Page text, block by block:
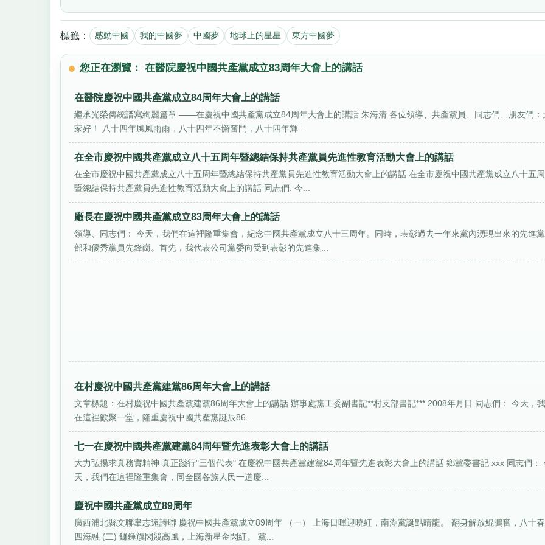
標籤： 感動中國 我的中國夢 中國夢 地球上的星星 東方中國夢
您正在瀏覽： 在醫院慶祝中國共產黨成立83周年大會上的講話
在醫院慶祝中國共產黨成立84周年大會上的講話
繼承光榮傳統譜寫絢麗篇章 ——在慶祝中國共產黨成立84周年大會上的講話 朱海清 各位領導、共產黨員、同志們、朋友們：
家好！ 八十四年風風雨雨，八十四年不懈奮鬥，八十四年輝...
在全市慶祝中國共產黨成立八十五周年暨總結保持共產黨員先進性教育活動大會上的講話
在全市慶祝中國共產黨成立八十五周年暨總結保持共產黨員先進性教育活動大會上的講話 在全市慶祝中國共產黨成立八十五
暨總結保持共產黨員先進性教育活動大會上的講話 同志們: 今...
廠長在慶祝中國共產黨成立83周年大會上的講話
領導、同志們： 今天，我們在這裡隆重集會，紀念中國共產黨成立八十三周年。同時，表彰過去一年來黨內湧現出來的先進
部和優秀黨員先鋒崗。首先，我代表公司黨委向受到表彰的先進集...
在村慶祝中國共產黨建黨86周年大會上的講話
文章標題：在村慶祝中國共產黨建黨86周年大會上的講話 辦事處黨工委副書記**村支部書記*** 2008年月日 同志們： 今天，
在這裡歡聚一堂，隆重慶祝中國共產黨誕辰86...
七一在慶祝中國共產黨建黨84周年暨先進表彰大會上的講話
大力弘揚求真務實精神 真正踐行"三個代表" 在慶祝中國共產黨建黨84周年暨先進表彰大會上的講話 鄉黨委書記 xxx 同志們：
天，我們在這裡隆重集會，同全國各族人民一道慶...
慶祝中國共產黨成立89周年
廣西浦北縣文聯韋志遠詩聯 慶祝中國共產黨成立89周年 （一） 上海日暉迎曉紅，南湖黨誕點睛龍。 翻身解放鯤鵬奮，八十
四海融 (二) 鐮錘旗閃競高風，上海新星金閃紅。 黨...